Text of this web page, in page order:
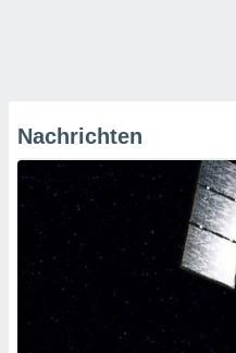
Nachrichten